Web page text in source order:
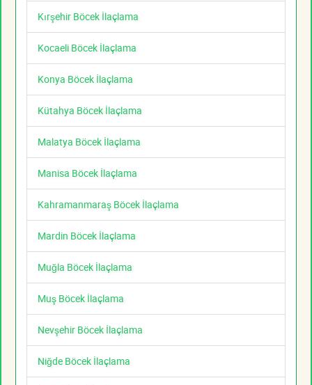
Kırşehir Böcek İlaçlama
Kocaeli Böcek İlaçlama
Konya Böcek İlaçlama
Kütahya Böcek İlaçlama
Malatya Böcek İlaçlama
Manisa Böcek İlaçlama
Kahramanmaraş Böcek İlaçlama
Mardin Böcek İlaçlama
Muğla Böcek İlaçlama
Muş Böcek İlaçlama
Nevşehir Böcek İlaçlama
Niğde Böcek İlaçlama